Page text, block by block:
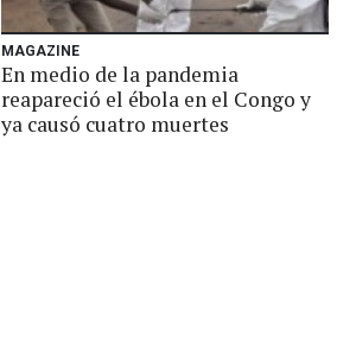
MAGAZINE
En medio de la pandemia
reapareció el ébola en el Congo y
ya causó cuatro muertes